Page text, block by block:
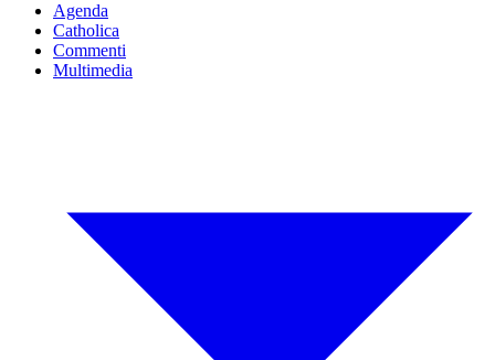
Agenda
Catholica
Commenti
Multimedia